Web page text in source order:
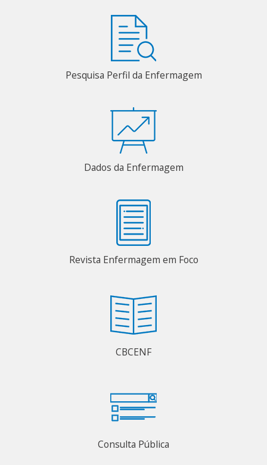
Pesquisa Perfil da Enfermagem
Dados da Enfermagem
Revista Enfermagem em Foco
CBCENF
Consulta Pública